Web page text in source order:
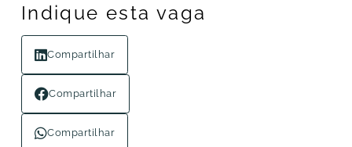
Indique esta vaga
Compartilhar
Compartilhar
Compartilhar